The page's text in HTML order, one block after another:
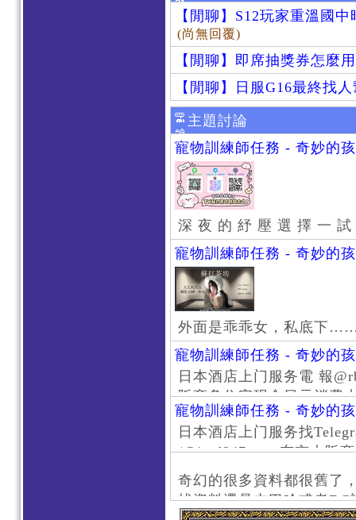
【閒聊】S12玩家重溫國
(尚無回覆)
【閒聊】即席抽獎券怎麼
【閒聊】日服G16最終找
主題討論
寵物訓練師任務 - 奇妙的
深 夜 的 紓 壓 選 擇 一
寵物訓練師任務 - 奇妙的
外面是乖乖女，私底下
寵物訓練師任務 - 奇妙的
日本酒店上门服务電 報
阪商务住宅现金日元消费
京风俗 #大阪风俗 #东京
上门服务新宿风俗 #梅田
#日本萝莉 #大阪萝莉 #日
寵物訓練師任務 - 奇妙的
日本酒店上门服务找
/@jptd847utpp 东京大阪
京旅游 #大阪旅游 #东京
东京上门服务 #大阪上门
心斋桥风俗 #日本女孩 #
奇幻的很多資料都很舊了
找資料還是去巴哈或者